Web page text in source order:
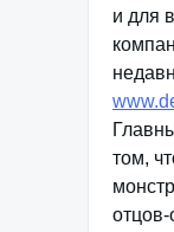
и для
том,